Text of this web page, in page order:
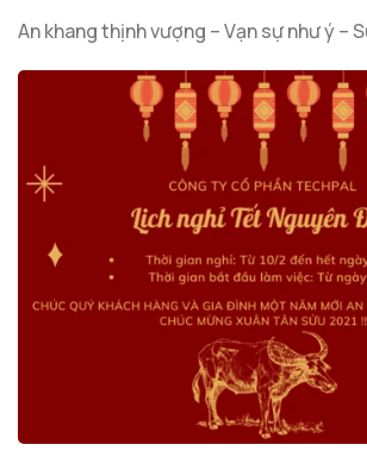
An khang thịnh vượng – Vạn sự như ý –